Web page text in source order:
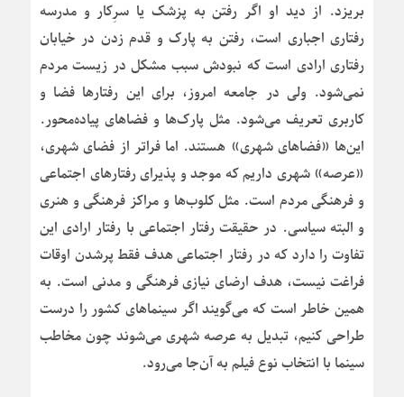
بریزد. از دید او اگر رفتن به پزشک یا سرِکار و مدرسه
رفتاری اجباری است، رفتن به پارک و قدم زدن در خیابان
رفتاری ارادی است که نبودش سبب مشکل در زیست مردم
نمی‌شود. ولی در جامعه امروز، برای این رفتارها فضا و
کاربری تعریف می‌شود. مثل پارک‌ها و فضاهای پیاده‌محور.
این‌ها «فضاهای شهری» هستند. اما فراتر از فضای شهری،
«عرصه» شهری داریم که موجد و پذیرای رفتارهای اجتماعی
و فرهنگی مردم است. مثل کلوب‌ها و مراکز فرهنگی و هنری
و البته سیاسی. در حقیقت رفتار اجتماعی با رفتار ارادی این
تفاوت را دارد که در رفتار اجتماعی هدف فقط پرشدن اوقات
فراغت نیست، هدف ارضای نیازی فرهنگی و مدنی است. به
همین خاطر است که می‌گویند اگر سینماهای کشور را درست
طراحی کنیم، تبدیل به عرصه شهری می‌شوند چون مخاطب
سینما با انتخاب نوع فیلم به آن‌جا می‌رود.